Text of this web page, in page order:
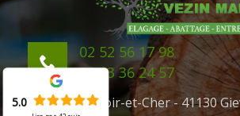
02 52 56 17 98
06 43 36 24 57
41 Loir-et-Cher - 41130
5.0